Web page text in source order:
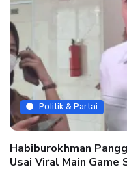
Politik & Partai
Habiburokhman
Usai Viral Main Game